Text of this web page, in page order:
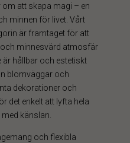
att skapa magi – en
minnen för livet. Vårt
är framtaget för att
och minnesvärd atmosfär
är hållbar och estetiskt
blomväggar och
dekorationer och
det enkelt att lyfta hela
känslan.
och flexibla